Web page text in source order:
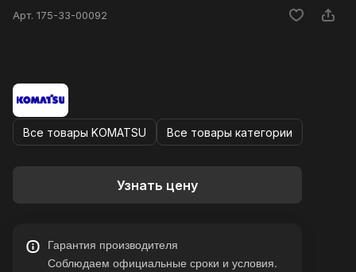
Арт. 175-33-00092
Все товары KOMATSU Все товары категории
Узнать цену
Гарантия производителя
Соблюдаем официальные сроки и условия.